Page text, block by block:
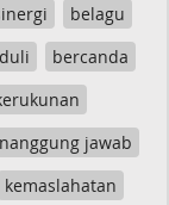
belagu
bercanda
jawab
kemaslahatan